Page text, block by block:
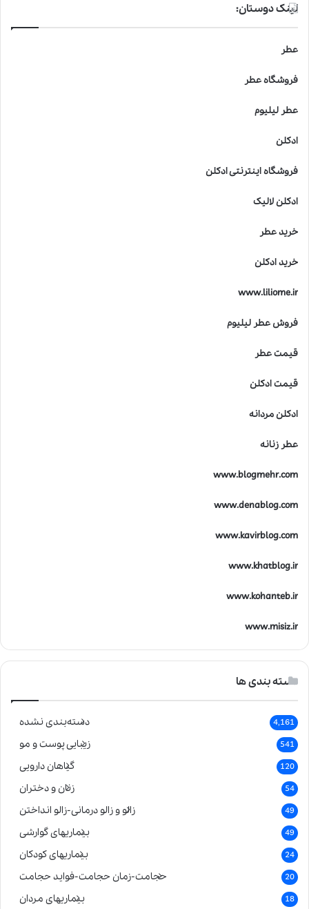
لینک دوستان:
عطر
فروشگاه عطر
عطر لیلیوم
ادکلن
فروشگاه اینترنتی ادکلن
ادکلن لالیک
خرید عطر
خرید ادکلن
www.liliome.ir
فروش عطر لیلیوم
قیمت عطر
قیمت ادکلن
ادکلن مردانه
عطر زنانه
www.blogmehr.com
www.denablog.com
www.kavirblog.com
www.khatblog.ir
www.kohanteb.ir
www.misiz.ir
دسته بندی ها
دسته‌بندی نشده 4,161
زیبایی پوست و مو 541
گیاهان دارویی 120
زنان و دختران 54
زالو و زالو درمانی-زالو انداختن 49
بیماریهای گوارشی 49
بیماریهای کودکان 24
حجامت-زمان حجامت-فواید حجامت 20
بیماریهای مردان 18